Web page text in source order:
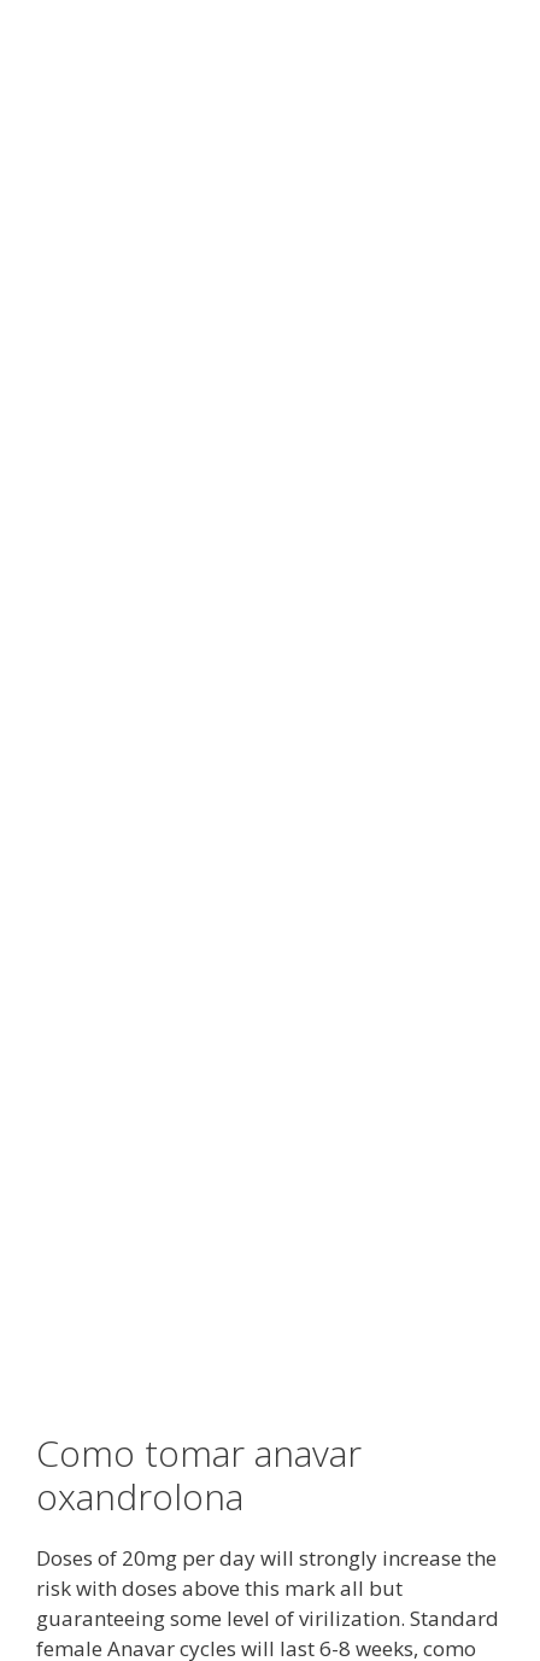
Como tomar anavar
oxandrolona
Doses of 20mg per day will strongly increase the
risk with doses above this mark all but
guaranteeing some level of virilization. Standard
female Anavar cycles will last 6-8 weeks, como